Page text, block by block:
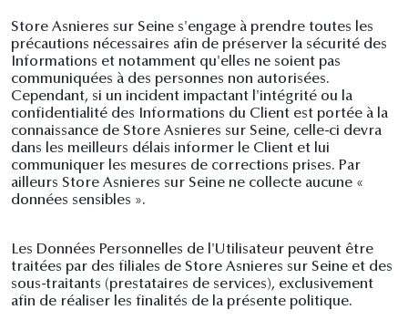
Store Asnieres sur Seine s'engage à prendre toutes les
précautions nécessaires afin de préserver la sécurité des
Informations et notamment qu'elles ne soient pas
communiquées à des personnes non autorisées.
Cependant, si un incident impactant l'intégrité ou la
confidentialité des Informations du Client est portée à la
connaissance de Store Asnieres sur Seine, celle-ci devra
dans les meilleurs délais informer le Client et lui
communiquer les mesures de corrections prises. Par
ailleurs Store Asnieres sur Seine ne collecte aucune «
données sensibles ».
Les Données Personnelles de l'Utilisateur peuvent être
traitées par des filiales de Store Asnieres sur Seine et des
sous-traitants (prestataires de services), exclusivement
afin de réaliser les finalités de la présente politique.